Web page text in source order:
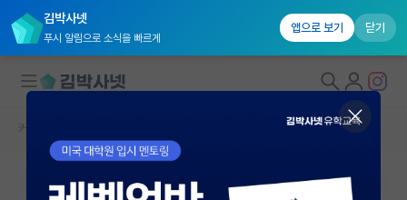
김박사넷
푸시 알림으로 소식을 빠르게
앱으로 보기 닫기
대학원생 모집
국내대학원 정보
커뮤니티 홈
본문이 수정되지 않는 박제글입니다.